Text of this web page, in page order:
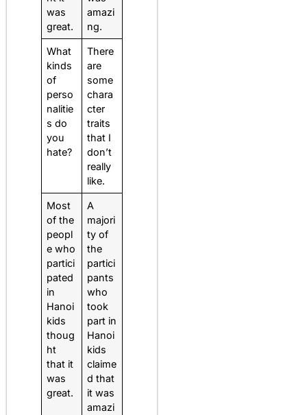
was
great.
amazi
ng.
What
kinds
of
perso
nalitie
s do
you
hate?
There
are
some
chara
cter
traits
that I
don’t
really
like.
Most
of the
peopl
e who
partici
pated
in
Hanoi
kids
thoug
ht
that it
was
great.
A
majori
ty of
the
partici
pants
who
took
part in
Hanoi
kids
claime
d that
it was
amazi